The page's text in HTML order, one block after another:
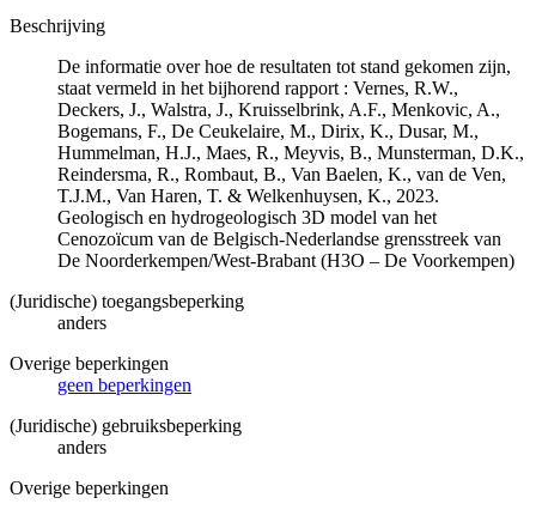
Beschrijving
De informatie over hoe de resultaten tot stand gekomen zijn,
staat vermeld in het bijhorend rapport : Vernes, R.W.,
Deckers, J., Walstra, J., Kruisselbrink, A.F., Menkovic, A.,
Bogemans, F., De Ceukelaire, M., Dirix, K., Dusar, M.,
Hummelman, H.J., Maes, R., Meyvis, B., Munsterman, D.K.,
Reindersma, R., Rombaut, B., Van Baelen, K., van de Ven,
T.J.M., Van Haren, T. & Welkenhuysen, K., 2023.
Geologisch en hydrogeologisch 3D model van het
Cenozoïcum van de Belgisch-Nederlandse grensstreek van
De Noorderkempen/West-Brabant (H3O – De Voorkempen)
(Juridische) toegangsbeperking
anders
Overige beperkingen
geen beperkingen
(Juridische) gebruiksbeperking
anders
Overige beperkingen